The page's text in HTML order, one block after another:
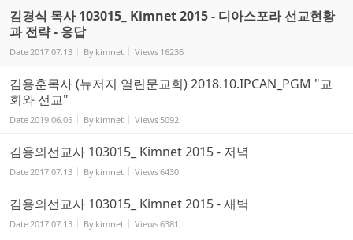
김경식 목사 103015_ Kimnet 2015 - 디아스포라 선교현황
과 전략 - 응답
Date2017.07.13 By kimnet Views 16236
김용훈목사 (뉴저지 열린문교회) 2018.10.IPCAN_PGM "교
회와 선교"
Date2019.06.05 By kimnet Views 5092
김용의선교사 103015_ Kimnet 2015 - 저녁
Date2017.07.13 By kimnet Views6430
김용의선교사 103015_ Kimnet 2015 - 새벽
Date2017.07.13 By kimnet Views6381